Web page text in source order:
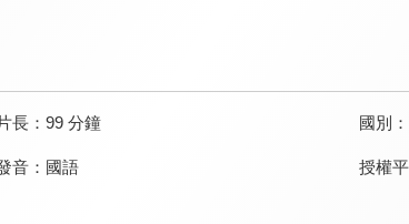
片長： 99 分鐘 國別：
音： 國語 授權平